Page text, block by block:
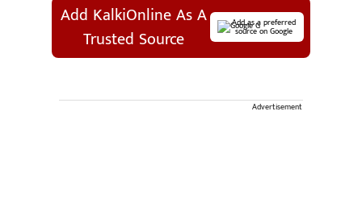
Add KalkiOnline As A
Trusted Source
Add as a preferred
source on Google
Advertisement